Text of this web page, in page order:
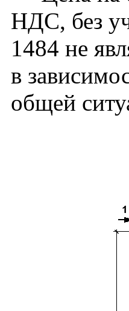
НДС, без
1484 не
в
общей